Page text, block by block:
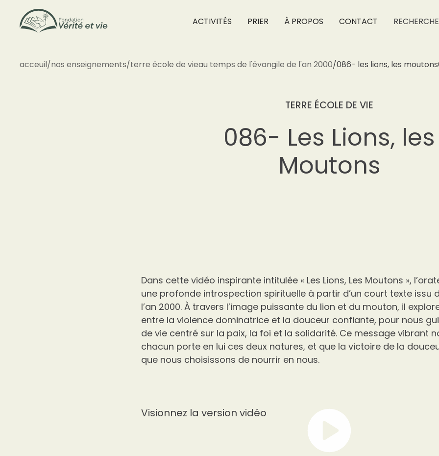
ACTIVITÉS PRIER À PROPOS CONTACT
acceuil/nos enseignements/terre école de vieau temps de l'évangile de l'an 2000/086- les lions, les moutons
TERRE ÉCOLE DE VIE
086- Les Lions, les
Moutons
Dans cette vidéo inspirante intitulée « Les Lions, Les Moutons »,
une profonde introspection spirituelle à partir d’un court texte issu
l’an 2000. À travers l’image puissante du lion et du mouton, il
entre la violence dominatrice et la douceur confiante, pour nous
de vie centré sur la paix, la foi et la solidarité. Ce message vibrant
chacun porte en lui ces deux natures, et que la victoire de la
que nous choisissons de nourrir en nous.
Visionnez la version vidéo